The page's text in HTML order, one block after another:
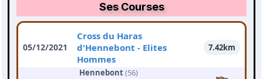
Ses Courses
05/12/2021
Cross du Haras
d'Hennebont - Elites
Hommes
7.42km
Hennebont(56)